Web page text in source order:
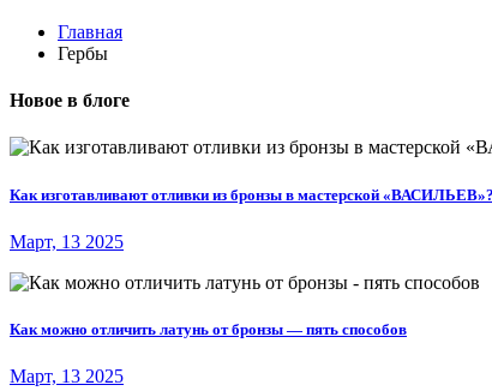
Главная
Гербы
Новое в блоге
Как изготавливают отливки из бронзы в мастерской «ВАСИЛЬЕВ»?
Март, 13 2025
Как можно отличить латунь от бронзы — пять способов
Март, 13 2025